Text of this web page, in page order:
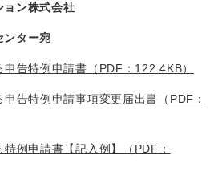
ョン株式会社
ンター宛
告特例申請書（PDF：122.4KB）
告特例申請事項変更届出書（PDF：
例申請書【記入例】（PDF：